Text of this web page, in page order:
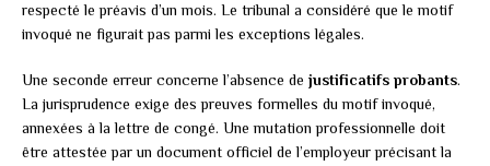
respecté le préavis d’un mois. Le tribunal a considéré que le motif
invoqué ne figurait pas parmi les exceptions légales.
Une seconde erreur concerne l’absence de justificatifs probants.
La jurisprudence exige des preuves formelles du motif invoqué,
annexées à la lettre de congé. Une mutation professionnelle doit
être attestée par un document officiel de l’employeur précisant la